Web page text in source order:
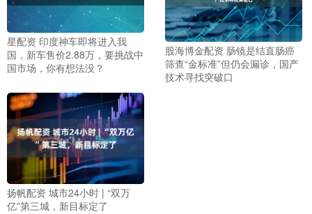
星配资 印度神车即将进入我
国，新车售价2.88万，要挑战中
国市场，你有想法没？
股海博金配资 肠镜是结直肠癌
筛查“金标准”但仍会漏诊，国产
技术寻找突破口
扬帆配资 城市24小时 | “双万
亿”第三城，新目标定了